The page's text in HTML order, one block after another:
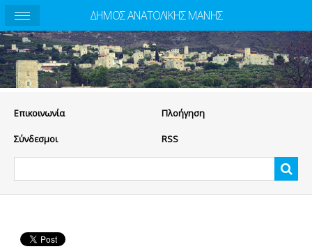
Eπικοινωνία Πλοήγηση
Σύνδεσμοι RSS
ΔΗΜΟΣ ΑΝΑΤΟΛΙΚΗΣ ΜΑΝΗΣ